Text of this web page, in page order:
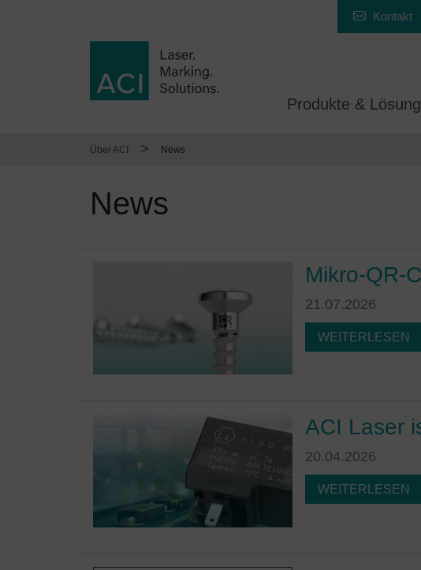
Kontakt
Produkte &
Über ACI > News
News
Mikro-QR-
21.07.2026
WEITERLESEN
ACI Laser
20.04.2026
WEITERLESEN